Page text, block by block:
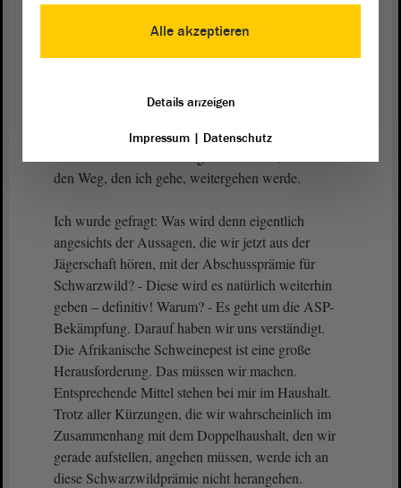
richtig ist, nämlich dass der Wolf am Ende dafür
sorgt, dass sie für ihr Bejagungsverhalten bzw. für
Klar ist: Wir haben Herausforderungen. Klar ist -
den Weg, den ich gehe, weitergehen werde.
Ich wurde gefragt: Was wird denn eigentlich
angesichts der Aussagen, die wir jetzt aus der
Jägerschaft hören, mit der Abschussprämie für
Schwarzwild? - Diese wird es natürlich weiterhin
geben – definitiv! Warum? - Es geht um die ASP-
Bekämpfung. Darauf haben wir uns verständigt.
Die Afrikanische Schweinepest ist eine große
Herausforderung. Das müssen wir machen.
Entsprechende Mittel stehen bei mir im Haushalt.
Trotz aller Kürzungen, die wir wahrscheinlich im
Zusammenhang mit dem Doppelhaushalt, den wir
gerade aufstellen, angehen müssen, werde ich an
diese Schwarzwildprämie nicht herangehen.
Alle akzeptieren
Details anzeigen
Impressum| Datenschutz